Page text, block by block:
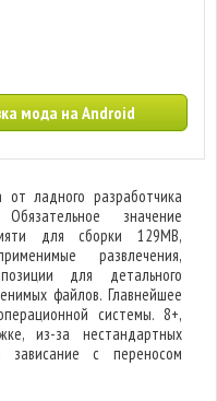
мода на Android
от ладного разработчика
значение
для сборки 129MB,
развлечения,
для детального
файлов. Главнейшее
системы. 8+,
из-за нестандартных
зависание с переносом